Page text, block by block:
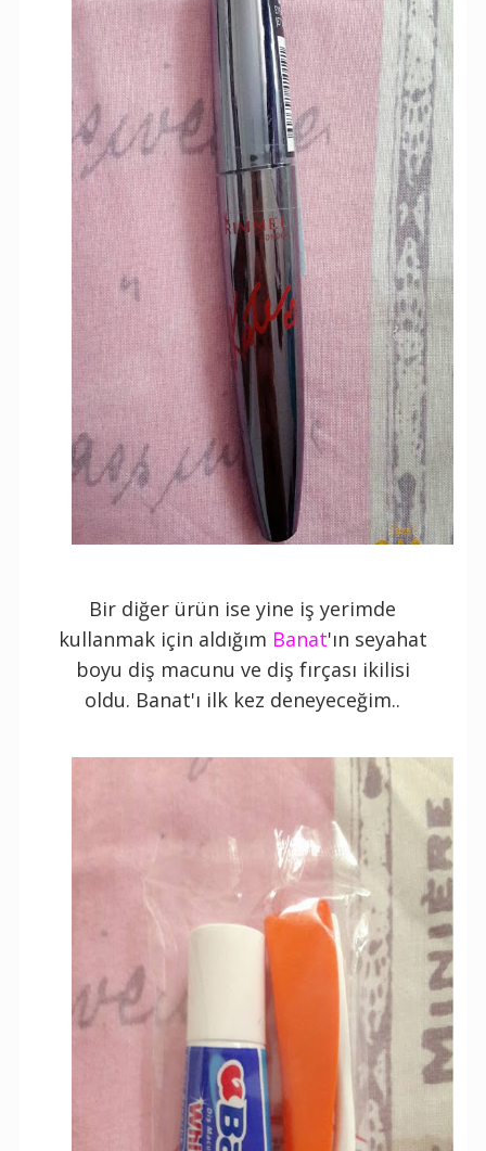
Bir diğer ürün ise yine iş yerimde
kullanmak için aldığım Banat'ın seyahat
boyu diş macunu ve diş fırçası ikilisi
oldu. Banat'ı ilk kez deneyeceğim..